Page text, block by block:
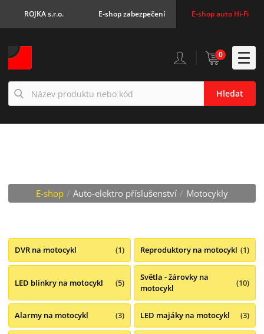
ROJKA s.r.o. E-shop zabezpečení E-shop auto Hi-Fi
Hledat
0
E-shop / Auto-elektro příslušenství / Motocykly
DVR na motocykl (1) Reproduktory na motocykl (1)
LED blinkry na motocykl (5)
Světla - žárovky na
motocykl
(10)
Alarmy na motocykl (3) LED majáky na motocykl (3)